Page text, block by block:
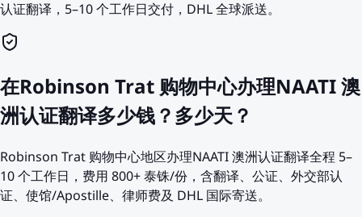
认证翻译，5–10 个工作日交付，DHL 全球派送。
在Robinson Trat 购物中心办理NAATI 澳
洲认证翻译多少钱？多少天？
Robinson Trat 购物中心地区办理NAATI 澳洲认证翻译全程 5–
10 个工作日，费用 800+ 泰铢/份，含翻译、公证、外交部认
证、使馆/Apostille、律师费及 DHL 国际寄送。